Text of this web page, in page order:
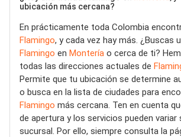
ubicación más cercana?
En prácticamente toda Colombia
Flamingo, y cada vez hay más. ¿Buscas
Flamingo en Montería o cerca de ti?
todas las direcciones actuales de
Permite que tu ubicación se determine
o busca en la lista de ciudades para
Flamingo más cercana. Ten en cuenta
de apertura y los servicios pueden variar
sucursal. Por ello, siempre consulta la